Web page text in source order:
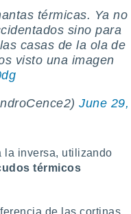
térmicas. Ya no
sino para
casas de la ola de
visto una imagen
June 29,
la inversa, utilizando
térmicos
de las cortinas